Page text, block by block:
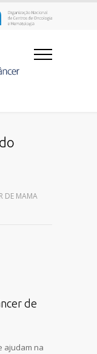
DE MAMA
de
ajudam na